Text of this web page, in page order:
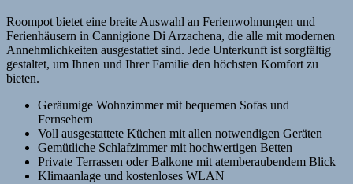
Roompot bietet eine breite Auswahl an Ferienwohnungen und
Ferienhäusern in Cannigione Di Arzachena, die alle mit modernen
Annehmlichkeiten ausgestattet sind. Jede Unterkunft ist sorgfältig
gestaltet, um Ihnen und Ihrer Familie den höchsten Komfort zu
bieten.
Geräumige Wohnzimmer mit bequemen Sofas und
Fernsehern
Voll ausgestattete Küchen mit allen notwendigen Geräten
Gemütliche Schlafzimmer mit hochwertigen Betten
Private Terrassen oder Balkone mit atemberaubendem Blick
Klimaanlage und kostenloses WLAN